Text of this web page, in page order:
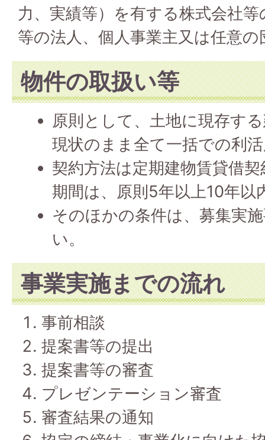
力、実績等）を有する株式会社
等の法人、個人事業主又は任意
物件の取扱い等
原則として、土地に現存す
現状のまま全て一括での利
契約方法は定期建物賃貸借
期間は、原則5年以上10年以
そのほかの条件は、募集実
い。
事業実施までの流れ
事前相談
提案書等の提出
提案書等の審査
プレゼンテーション審査
審査結果の通知